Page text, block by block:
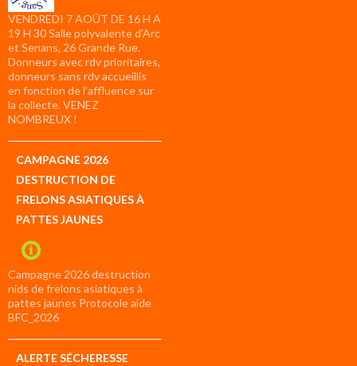
VENDREDI 7 AOÛT DE 16 H A
19 H 30 Salle polyvalente d’Arc
et Senans, 26 Grande Rue.
Donneurs avec rdv prioritaires,
donneurs sans rdv accueillis
en fonction de l’affluence sur
la collecte. VENEZ
NOMBREUX !
CAMPAGNE 2026
DESTRUCTION DE
FRELONS ASIATIQUES À
PATTES JAUNES
Campagne 2026 destruction
nids de frelons asiatiques à
pattes jaunes Protocole aide
BFC_2026
ALERTE SÉCHERESSE